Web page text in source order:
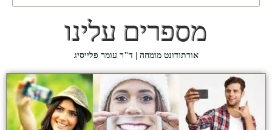
מספרים עלינו
אורתודונט מומחה | ד"ר עומר פלייסיג